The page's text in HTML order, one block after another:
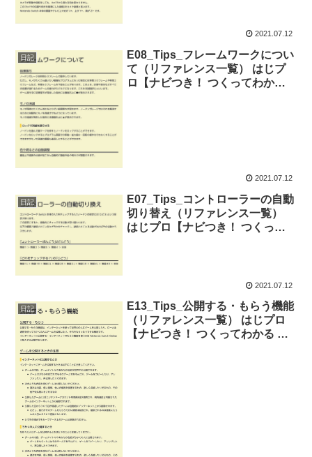
2021.07.12
日記
E08_Tips_フレームワークについ
て（リファレンス一覧） はじプ
ロ【ナビつき！ つくってわかる
2021.07.12
日記
E07_Tips_コントローラーの自動
切り替え（リファレンス一覧）
はじプロ【ナビつき！ つくって
2021.07.12
日記
E13_Tips_公開する・もらう機能
（リファレンス一覧） はじプロ
【ナビつき！ つくってわかる は